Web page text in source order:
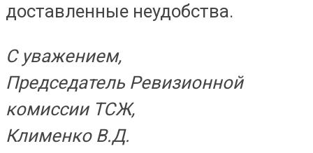
доставленные неудобства.
С уважением,
Председатель Ревизионной
комиссии ТСЖ,
Клименко В.Д.